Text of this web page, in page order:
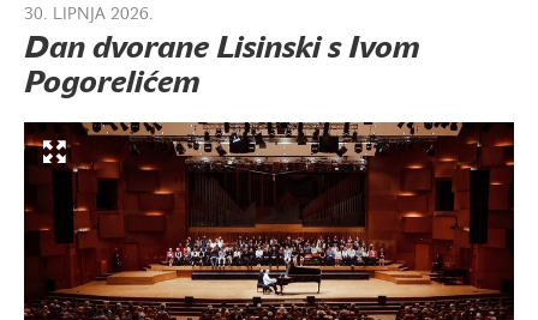
30. LIPNJA 2026.
Dan dvorane Lisinski s Ivom
Pogorelićem